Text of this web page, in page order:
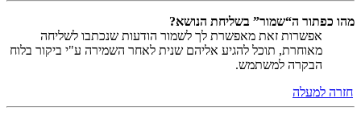
מהו כפתור ה“שמור” בשליחת הנושא?
אפשרות זאת מאפשרת לך לשמור הודעות שנכתבו לשליחה
מאוחרת, תוכל להגיע אליהם שנית לאחר השמירה ע"י ביקור בלוח
הבקרה למשתמש.
חזרה למעלה